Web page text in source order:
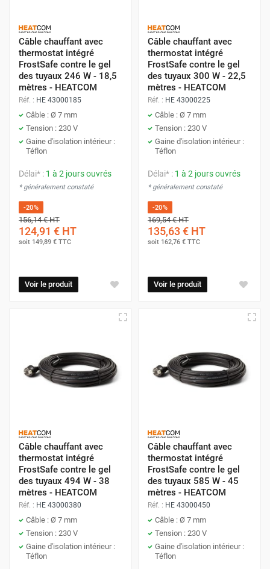
Câble chauffant avec
thermostat intégré
FrostSafe contre le gel
des tuyaux 246 W - 18,5
mètres - HEATCOM
Réf. : HE 43000185
Câble : Ø 7 mm
Tension : 230 V
Gaine d'isolation intérieur :
Téflon
Délai* : 1 à 2 jours ouvrés
* généralement constaté
-20%
156,14 €HT
124,91 € HT
soit 149,89 € TTC
Voir le produit
Câble chauffant avec
thermostat intégré
FrostSafe contre le gel
des tuyaux 300 W - 22,5
mètres - HEATCOM
Réf. : HE 43000225
Câble : Ø 7 mm
Tension : 230 V
Gaine d'isolation intérieur :
Téflon
Délai* : 1 à 2 jours ouvrés
* généralement constaté
-20%
169,54 €HT
135,63 € HT
soit 162,76 € TTC
Voir le produit
Câble chauffant avec
thermostat intégré
FrostSafe contre le gel
des tuyaux 494 W - 38
mètres - HEATCOM
Réf. : HE 43000380
Câble : Ø 7 mm
Tension : 230 V
Gaine d'isolation intérieur :
Téflon
Câble chauffant avec
thermostat intégré
FrostSafe contre le gel
des tuyaux 585 W - 45
mètres - HEATCOM
Réf. : HE 43000450
Câble : Ø 7 mm
Tension : 230 V
Gaine d'isolation intérieur :
Téflon